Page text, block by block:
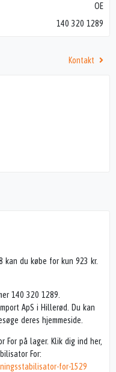
OE
140 320 1289
Kontakt
kan du købe for kun 923 kr.
140 320 1289.
ApS i Hillerød. Du kan
deres hjemmeside.
For på lager. Klik dig ind her,
For:
for-1529